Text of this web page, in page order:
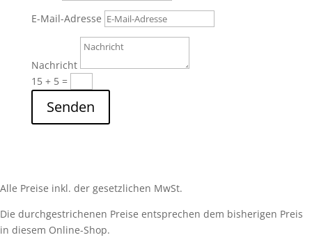
E-Mail-Adresse
Nachricht
15 + 5=
Senden
Alle Preise inkl. der gesetzlichen MwSt.
Die durchgestrichenen Preise entsprechen dem bisherigen Preis
in diesem Online-Shop.